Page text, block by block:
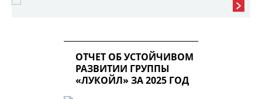
ОТЧЕТ ОБ УСТОЙЧИВОМ
РАЗВИТИИ ГРУППЫ
«ЛУКОЙЛ» ЗА 2025 ГОД